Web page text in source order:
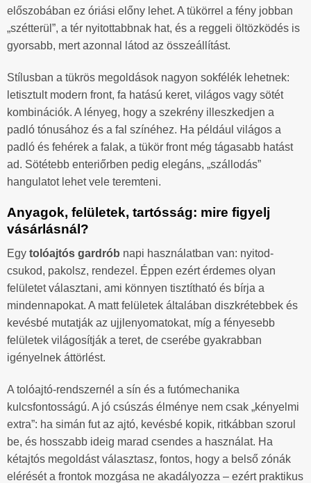
előszobában ez óriási előny lehet. A tükörrel a fény jobban
„szétterül”, a tér nyitottabbnak hat, és a reggeli öltözködés is
gyorsabb, mert azonnal látod az összeállítást.
Stílusban a tükrös megoldások nagyon sokfélék lehetnek:
letisztult modern front, fa hatású keret, világos vagy sötét
kombinációk. A lényeg, hogy a szekrény illeszkedjen a
padló tónusához és a fal színéhez. Ha például világos a
padló és fehérek a falak, a tükör front még tágasabb hatást
ad. Sötétebb enteriőrben pedig elegáns, „szállodás”
hangulatot lehet vele teremteni.
Anyagok, felületek, tartósság: mire figyelj
vásárlásnál?
Egy tolóajtós gardrób napi használatban van: nyitod-
csukod, pakolsz, rendezel. Éppen ezért érdemes olyan
felületet választani, ami könnyen tisztítható és bírja a
mindennapokat. A matt felületek általában diszkrétebbek és
kevésbé mutatják az ujjlenyomatokat, míg a fényesebb
felületek világosítják a teret, de cserébe gyakrabban
igényelnek áttörlést.
A tolóajtó-rendszernél a sín és a futómechanika
kulcsfontosságú. A jó csúszás élménye nem csak „kényelmi
extra”: ha simán fut az ajtó, kevésbé kopik, ritkábban szorul
be, és hosszabb ideig marad csendes a használat. Ha
kétajtós megoldást választasz, fontos, hogy a belső zónák
elérését a frontok mozgása ne akadályozza – ezért praktikus